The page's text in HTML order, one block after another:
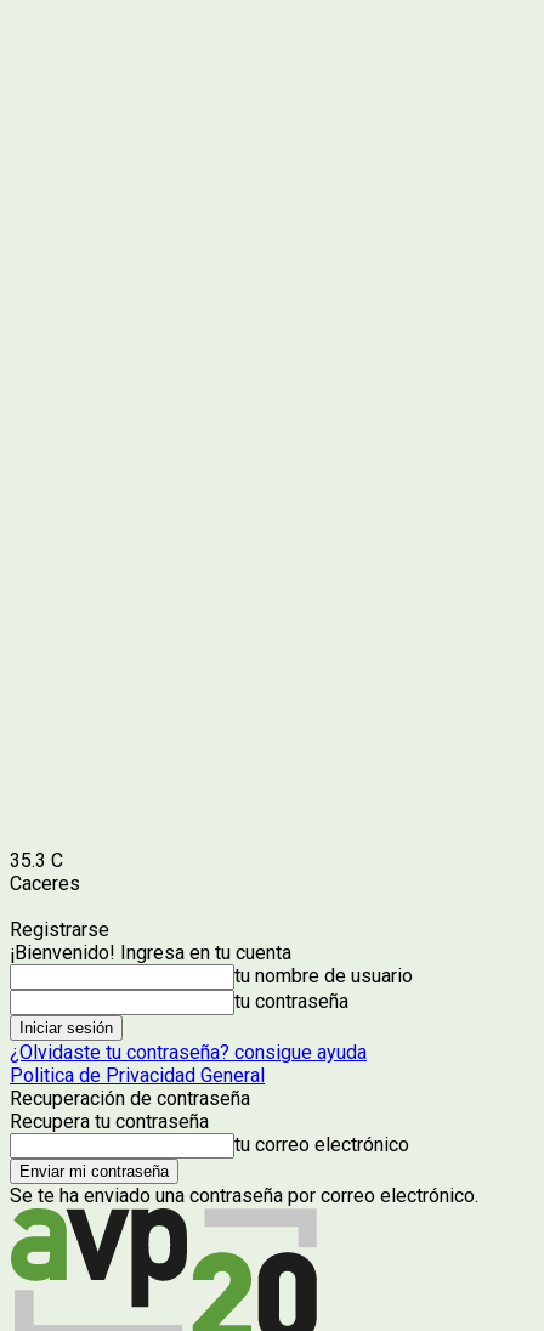
35.3 C
Caceres
Registrarse
¡Bienvenido! Ingresa en tu cuenta
tu nombre de usuario
tu contraseña
¿Olvidaste tu contraseña? consigue ayuda
Politica de Privacidad General
Recuperación de contraseña
Recupera tu contraseña
tu correo electrónico
Se te ha enviado una contraseña por correo electrónico.